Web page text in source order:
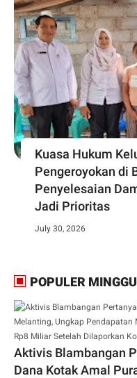
Kuasa Hukum
Pengeroyokan di
Penyelesaian
Jadi Prioritas
July 30, 2026
POPULER
Aktivis Blambangan
Dana Kotak Amal